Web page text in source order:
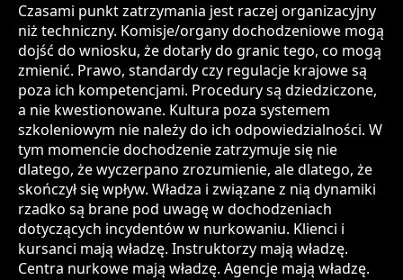
Czasami punkt zatrzymania jest raczej organizacyjny
niż techniczny. Komisje/organy dochodzeniowe mogą
dojść do wniosku, że dotarły do granic tego, co mogą
zmienić. Prawo, standardy czy regulacje krajowe są
poza ich kompetencjami. Procedury są dziedziczone,
a nie kwestionowane. Kultura poza systemem
szkoleniowym nie należy do ich odpowiedzialności. W
tym momencie dochodzenie zatrzymuje się nie
dlatego, że wyczerpano zrozumienie, ale dlatego, że
skończył się wpływ. Władza i związane z nią dynamiki
rzadko są brane pod uwagę w dochodzeniach
dotyczących incydentów w nurkowaniu. Klienci i
kursanci mają władzę. Instruktorzy mają władzę.
Centra nurkowe mają władzę. Agencje mają władzę.